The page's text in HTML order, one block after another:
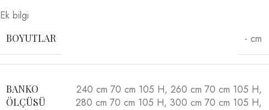
Ek bilgi
BOYUTLAR - cm
BANKO
ÖLÇÜSÜ
240 cm 70 cm 105 H, 260 cm 70 cm 105 H,
280 cm 70 cm 105 H, 300 cm 70 cm 105 H,